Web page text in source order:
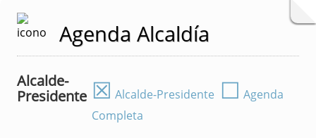
Agenda Alcaldía
Alcalde-
Presidente ☒ Alcalde-Presidente ☐ Agenda
Completa